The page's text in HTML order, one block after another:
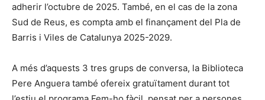
adherir l’octubre de 2025. També, en el cas de la zona
Sud de Reus, es compta amb el finançament del Pla de
Barris i Viles de Catalunya 2025-2029.
A més d’aquests 3 tres grups de conversa, la Biblioteca
Pere Anguera també ofereix gratuïtament durant tot